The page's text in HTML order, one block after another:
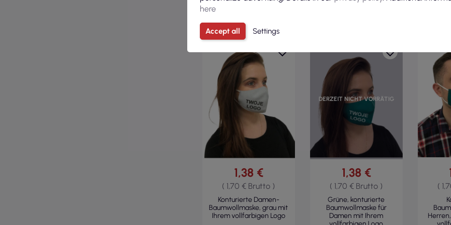
1,38 €
( 1,70 € Brutto )
Konturierte Damen-
Baumwollmaske, grau mit
Ihrem vollfarbigen Logo
DERZEIT NICHT VORRÄTIG
1,38 €
( 1,70 € Brutto )
Grüne, konturierte
Baumwollmaske für
Damen mit Ihrem
(
here
Accept all Settings